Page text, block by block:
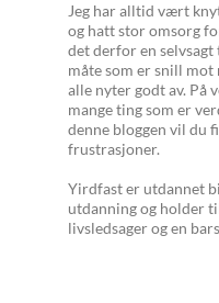
Jeg har alltid vært
og hatt stor omsorg
det derfor en selvsagt
måte som er snill
alle nyter godt av. På
mange ting som er
denne bloggen vil du
frustrasjoner.
Yirdfast er utdannet
utdanning og holder
livsledsager og en